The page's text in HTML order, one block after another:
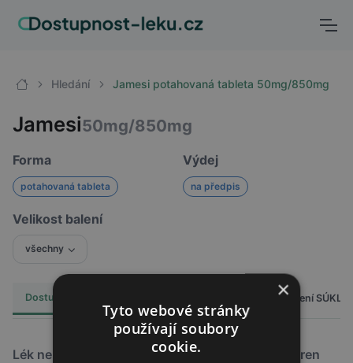
Hledání Jamesi potahovaná tableta 50mg/850mg
Jamesi50mg/850mg
Forma
potahovaná tableta
Výdej
na předpis
Velikost balení
všechny
Dostupnost Hlášení SÚKL
Lék není dostupný v žádné ze sledovaných lékáren
×
Tyto webové stránky
používají soubory
cookie.